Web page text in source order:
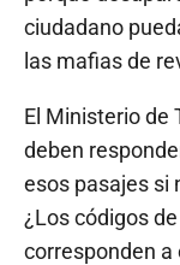
ciudadano
las mafias de
El Ministerio de
deben
esos pasajes si
¿Los códigos
corresponden a